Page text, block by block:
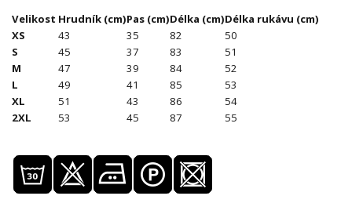
Velikost Hrudník (cm)Pas (cm)Délka (cm)Délka rukávu (cm)
XS
43 35 82
50
S
45 37 83
51
M
47 39 84
52
L
49 41 85
53
XL
51 43 86
54
2XL
53 45 87 55